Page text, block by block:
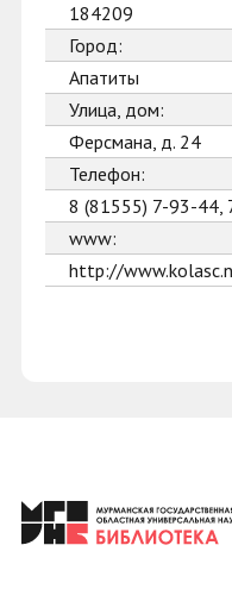
184209
Город:
Апатиты
Улица, дом:
Ферсмана, д. 24
Телефон:
8 (81555) 7-93-44,
www:
http://